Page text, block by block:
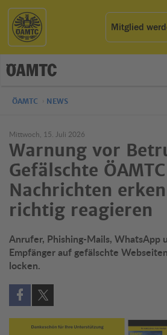
Mitglied
ÖAMTC NEWS
Mittwoch, 15. Juli 2026
Warnung vor
Gefälschte
Nachrichten
richtig reagieren
Anrufer, Phishing-Mails, WhatsApp
Empfänger auf gefälschte
locken.
Auf Facebook teilen (öffnet in neuem
Auf X teilen (öffnet in neuem